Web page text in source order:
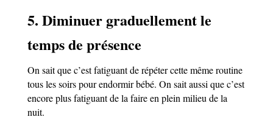
5. Diminuer graduellement le
temps de présence
On sait que c’est fatiguant de répéter cette même routine
tous les soirs pour endormir bébé. On sait aussi que c’est
encore plus fatiguant de la faire en plein milieu de la
nuit.